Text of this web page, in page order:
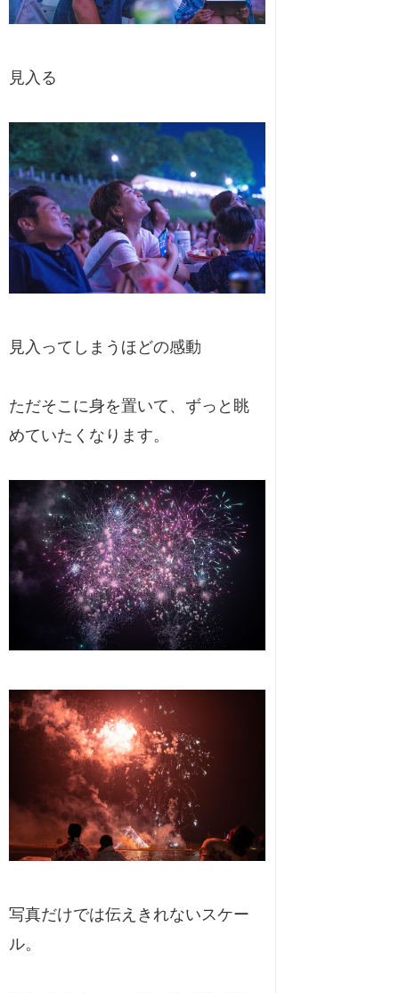
見入る
見入ってしまうほどの感動
ただそこに身を置いて、ずっと眺
めていたくなります。
写真だけでは伝えきれないスケー
ル。